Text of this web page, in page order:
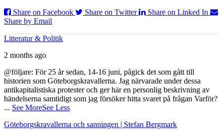
Share on Facebook
Share on Twitter
Share on Linked In
Share by Email
Litteratur & Politik
2 months ago
@följare: För 25 år sedan, 14-16 juni, pågick det som gått till
historien som Göteborgskravallerna. Jag närvarade under dessa
antikapitalistiska protester och ger här en personlig beskrivning av
händelserna samtidigt som jag försöker hitta svaret på frågan Varför?
... See MoreSee Less
Göteborgskravallerna och sanningen | Stefan Bergmark